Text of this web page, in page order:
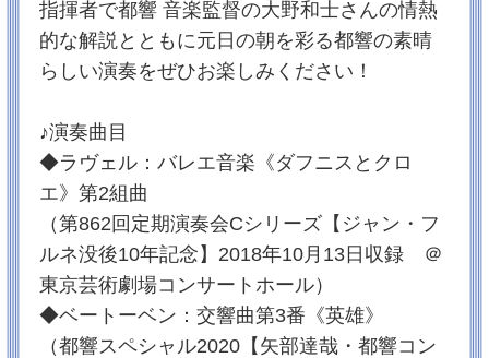
ただき本当にありがとうございました。
当選者の発表は、コンサートチケットの発送をもって
代えさせていただきます。
（１１月７日（金）までには発送いたします）
2025/10/08
放送日変更のお知らせ １０月１８日（土）→【１０
月２５日（土）】
次回１０月の放送ですが、９月２７日の放送内で１０
月１８日（土）とお伝えしましたが、その後、【１０
月２５日（土）】に変更となりました。
本放送をご覧頂いた方には混乱させる形となってしま
い失礼いたしました。次回の放送１０月２５日（土）
もどうぞよろしくお願いいたします。
※プレゼント企画は変わらず１０月１９日（日）まで
受け付けておりますのでご応募お待ちしております！
指揮者で都響 音楽監督の大野和士さんの情熱
的な解説とともに元日の朝を彩る都響の素晴
らしい演奏をぜひお楽しみください！
♪演奏曲目
◆ラヴェル：バレエ音楽《ダフニスとクロ
エ》第2組曲
（第862回定期演奏会Cシリーズ【ジャン・フ
ルネ没後10年記念】2018年10月13日収録 ＠
東京芸術劇場コンサートホール）
◆ベートーベン：交響曲第3番《英雄》
（都響スペシャル2020【矢部達哉・都響コン